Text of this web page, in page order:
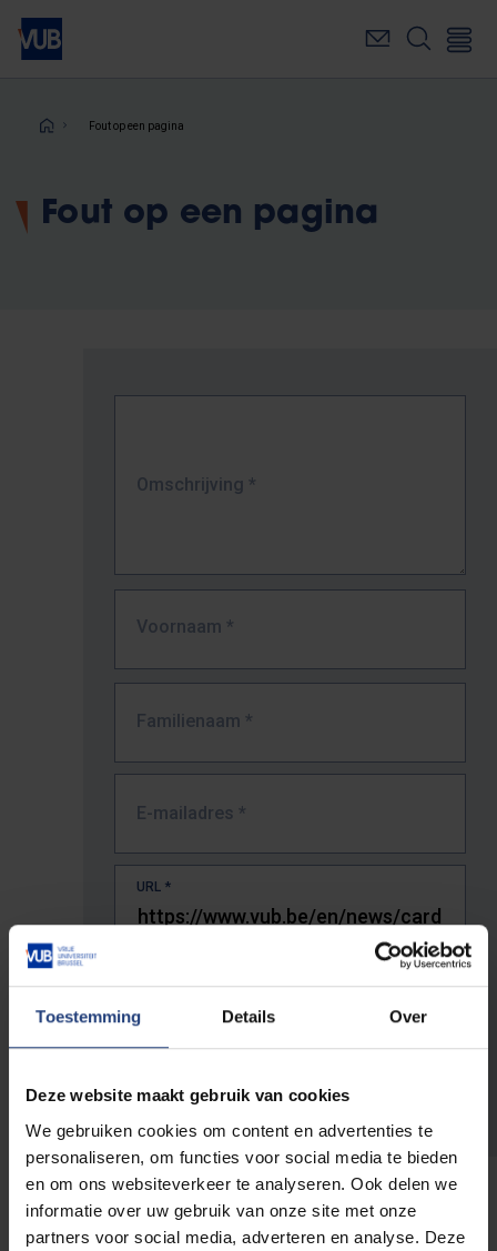
Toestemming Details Over
Deze website maakt gebruik van cookies
We gebruiken cookies om content en advertenties te
personaliseren, om functies voor social media te bieden
en om ons websiteverkeer te analyseren. Ook delen we
informatie over uw gebruik van onze site met onze
partners voor social media, adverteren en analyse. Deze
Overslaan
naar
inhoudKruimelpad
Fout op een pagina
Fout op een pagina
Omschrijving *
Voornaam *
Familienaam *
E-mailadres *
URL *
De volledige URL van de pagina waar je de fout zag.